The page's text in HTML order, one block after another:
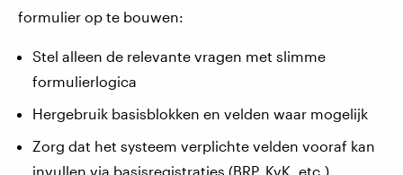
formulier op te bouwen:
Stel alleen de relevante vragen met slimme
formulierlogica
Hergebruik basisblokken en velden waar mogelijk
Zorg dat het systeem verplichte velden vooraf kan
invullen via basisregistraties (BRP, KvK, etc.)